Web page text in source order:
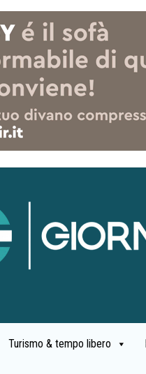
Turismo & tempo libero